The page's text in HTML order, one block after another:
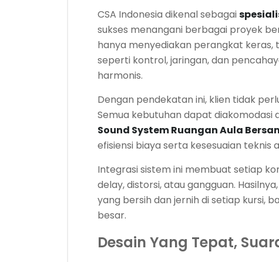
CSA Indonesia dikenal sebagai
sukses menangani berbagai proyek
hanya menyediakan perangkat
seperti kontrol, jaringan, dan
harmonis.
Dengan pendekatan ini, klien tidak
Semua kebutuhan dapat
Sound System Ruangan Aula
efisiensi biaya serta kesesuaian teknis
Integrasi sistem ini membuat setiap
delay, distorsi, atau gangguan.
yang bersih dan jernih di setiap kursi,
besar.
Desain Yang Tepat,